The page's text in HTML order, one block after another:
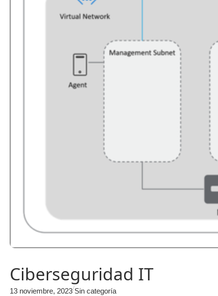
Ciberseguridad IT
13 noviembre, 2023/Sin categoría